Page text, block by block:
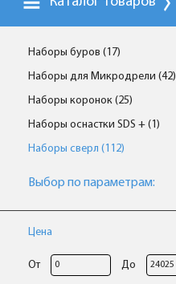
Наборы буров (17)
Наборы для Микродрели (42)
Наборы коронок (25)
Наборы оснастки SDS + (1)
Наборы сверл (112)
Выбор по параметрам:
Цена
От До